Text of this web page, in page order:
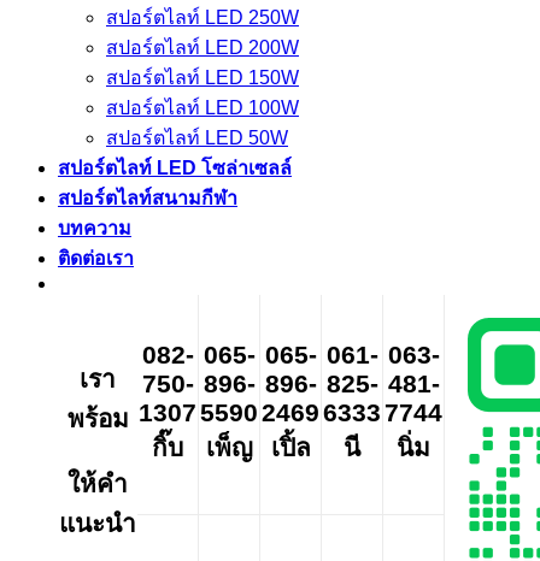
สปอร์ตไลท์ LED 250W
สปอร์ตไลท์ LED 200W
สปอร์ตไลท์ LED 150W
สปอร์ตไลท์ LED 100W
สปอร์ตไลท์ LED 50W
สปอร์ตไลท์ LED โซล่าเซลล์
สปอร์ตไลท์สนามกีฬา
บทความ
ติดต่อเรา
เรา
พร้อม
ให้คำ
แนะนำ
082-
750-
1307
กิ๊บ
065-
896-
5590
เพ็ญ
065-
896-
2469
เปิ้ล
061-
825-
6333
นี
063-
481-
7744
นิ่ม